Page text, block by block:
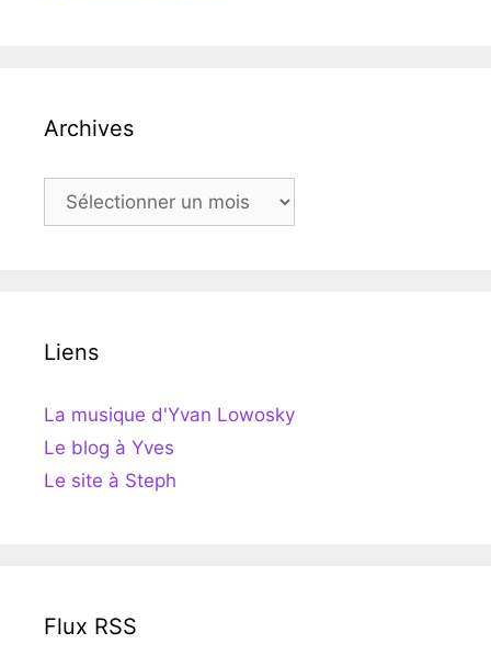
Archives
Archives
Liens
La musique d'Yvan Lowosky
Le blog à Yves
Le site à Steph
Flux RSS